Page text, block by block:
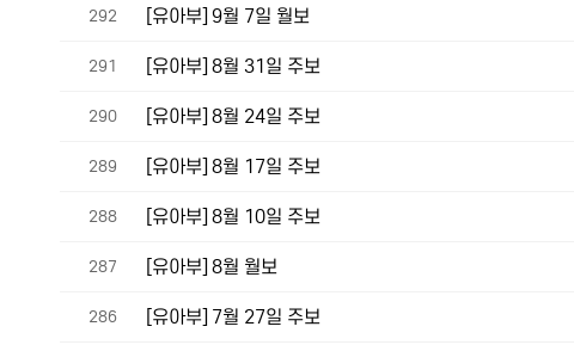
292 [유아부] 9월 7일 월보
291 [유아부] 8월 31일 주보
290 [유아부] 8월 24일 주보
289 [유아부] 8월 17일 주보
288 [유아부] 8월 10일 주보
287 [유아부] 8월 월보
286 [유아부] 7월 27일 주보